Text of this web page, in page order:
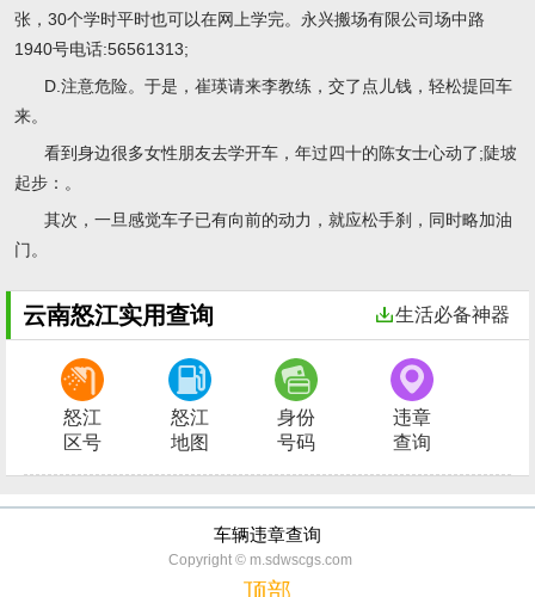
张，30个学时平时也可以在网上学完。永兴搬场有限公司场中路
1940号电话:56561313;
D.注意危险。于是，崔瑛请来李教练，交了点儿钱，轻松提回车
来。
看到身边很多女性朋友去学开车，年过四十的陈女士心动了;陡坡
起步：。
其次，一旦感觉车子已有向前的动力，就应松手刹，同时略加油
门。
云南怒江实用查询 生活必备神器
怒江
区号
怒江
地图
身份
号码
违章
查询
车辆违章查询
Copyright © m.sdwscgs.com
顶部